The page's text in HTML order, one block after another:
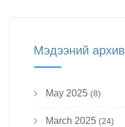
Мэдээний архив
May 2025 (8)
March 2025 (24)